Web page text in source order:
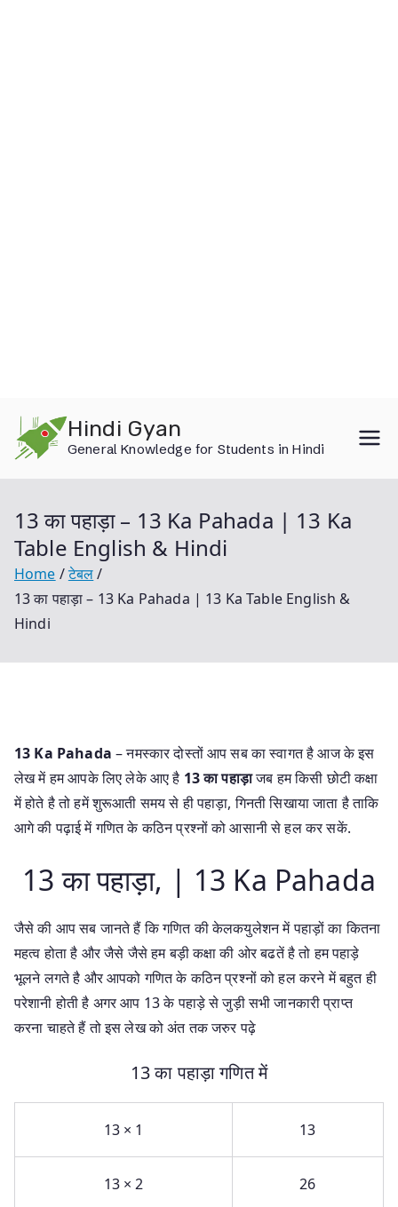
content
Hindi Gyan
General Knowledge for Students in Hindi
13 का पहाड़ा – 13 Ka Pahada | 13 Ka
Table English & Hindi
Home
टेबल
13 का पहाड़ा – 13 Ka Pahada | 13 Ka Table English &
Hindi
13 Ka Pahada – नमस्कार दोस्तों आप सब का स्वागत है आज के इस
लेख में हम आपके लिए लेके आए है 13 का पहाड़ाजब हम किसी छोटी कक्षा
में होते है तो हमें शुरूआती समय से ही पहाड़ा, गिनती सिखाया जाता है ताकि
आगे की पढ़ाई में गणित के कठिन प्रश्नों को आसानी से हल कर सकें.
13 का पहाड़ा, | 13 Ka Pahada
जैसे की आप सब जानते हैं कि गणित की केलकयुलेशन में पहाड़ों का कितना
महत्व होता है और जैसे जैसे हम बड़ी कक्षा की ओर बढतें है तो हम पहाड़े
भूलने लगते है और आपको गणित के कठिन प्रश्नों को हल करने में बहुत ही
परेशानी होती है अगर आप 13 के पहाड़े से जुड़ी सभी जानकारी प्राप्त
करना चाहते हैं तो इस लेख को अंत तक जरुर पढ़े
13 का पहाड़ा गणित में
13 × 1 13
13 × 2 26